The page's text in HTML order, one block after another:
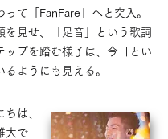
って「FanFare」へと突入。
を見せ、「足音」という歌詞
ップを踏む様子は、今日とい
るようにも見える。​
ちは、
大で